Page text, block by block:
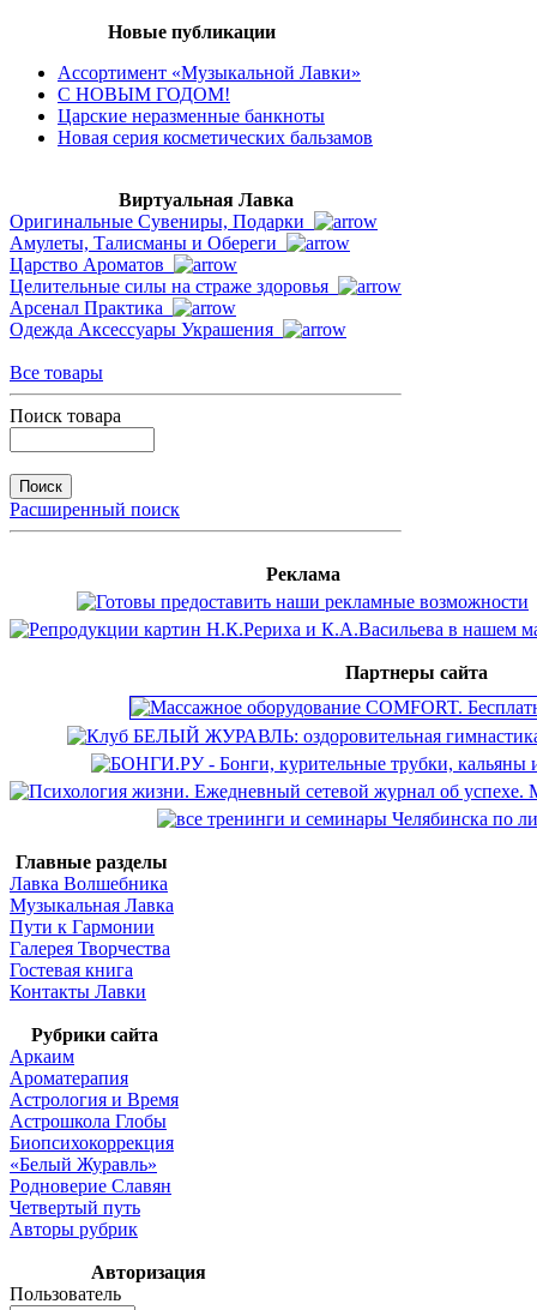
Новые публикации
Ассортимент «Музыкальной Лавки»
С НОВЫМ ГОДОМ!
Царские неразменные банкноты
Новая серия косметических бальзамов
Виртуальная Лавка
Оригинальные Сувениры, Подарки
Амулеты, Талисманы и Обереги
Царство Ароматов
Целительные силы на страже здоровья
Арсенал Практика
Одежда Аксессуары Украшения
Все товары
Поиск товара
Расширенный поиск
Реклама
Партнеры сайта
Главные разделы
Лавка Волшебника
Музыкальная Лавка
Пути к Гармонии
Галерея Творчества
Гостевая книга
Контакты Лавки
Рубрики сайта
Аркаим
Ароматерапия
Астрология и Время
Астрошкола Глобы
Биопсихокоррекция
«Белый Журавль»
Родноверие Славян
Четвертый путь
Авторы рубрик
Авторизация
Пользователь